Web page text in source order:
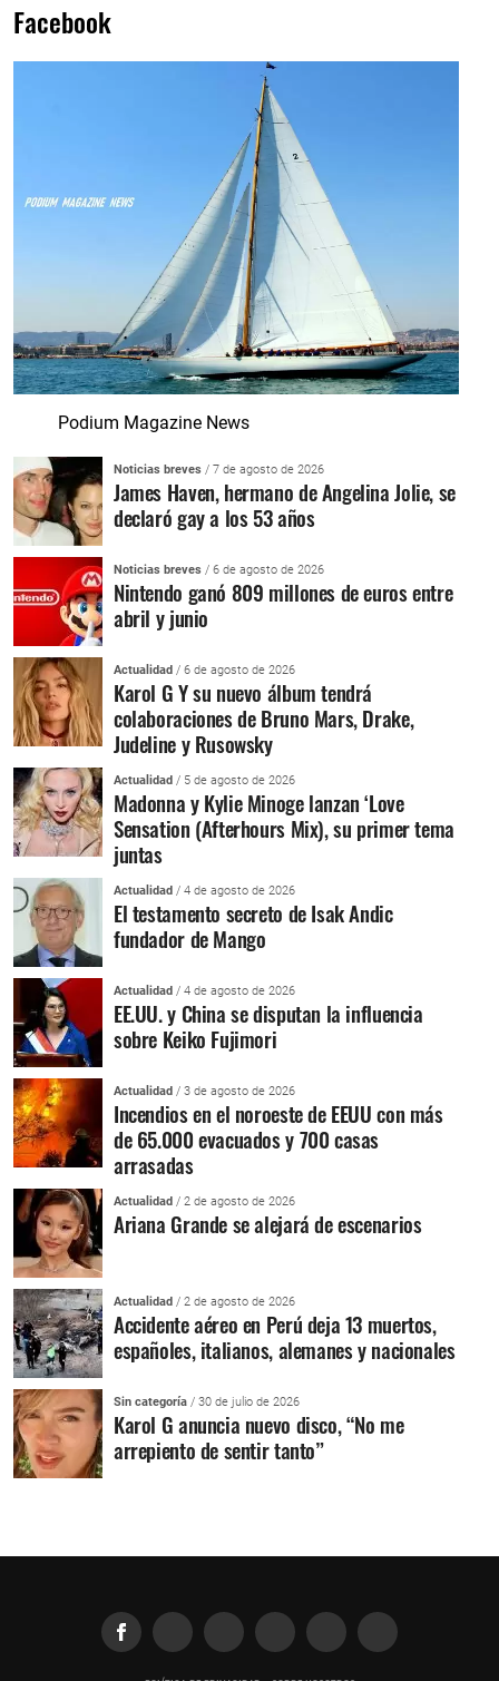
Facebook
Podium Magazine News
Noticias breves / 7 de agosto de 2026
James Haven, hermano de Angelina Jolie, se
declaró gay a los 53 años
Noticias breves / 6 de agosto de 2026
Nintendo ganó 809 millones de euros entre
abril y junio
Actualidad / 6 de agosto de 2026
Karol G Y su nuevo álbum tendrá
colaboraciones de Bruno Mars, Drake,
Judeline y Rusowsky
Actualidad / 5 de agosto de 2026
Madonna y Kylie Minoge lanzan ‘Love
Sensation (Afterhours Mix), su primer tema
juntas
Actualidad / 4 de agosto de 2026
El testamento secreto de Isak Andic
fundador de Mango
Actualidad / 4 de agosto de 2026
EE.UU. y China se disputan la influencia
sobre Keiko Fujimori
Actualidad / 3 de agosto de 2026
Incendios en el noroeste de EEUU con más
de 65.000 evacuados y 700 casas
arrasadas
Actualidad / 2 de agosto de 2026
Ariana Grande se alejará de escenarios
Actualidad / 2 de agosto de 2026
Accidente aéreo en Perú deja 13 muertos,
españoles, italianos, alemanes y nacionales
Sin categoría / 30 de julio de 2026
Karol G anuncia nuevo disco, “No me
arrepiento de sentir tanto”